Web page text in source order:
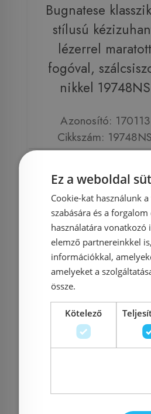
Bugnatese
stílusú
lézerrel maratott
fogóval,
nikkel 19748NS
Azonosító: 170113
Cikkszám: 19748NS
Kosárba
Rendelésre
stílusú
Ez a weboldal
Cookie-kat használunk
szabására és a
használatára
elemző partnereinkkel
információkkal,
amelyeket a
össze.
Kötelező